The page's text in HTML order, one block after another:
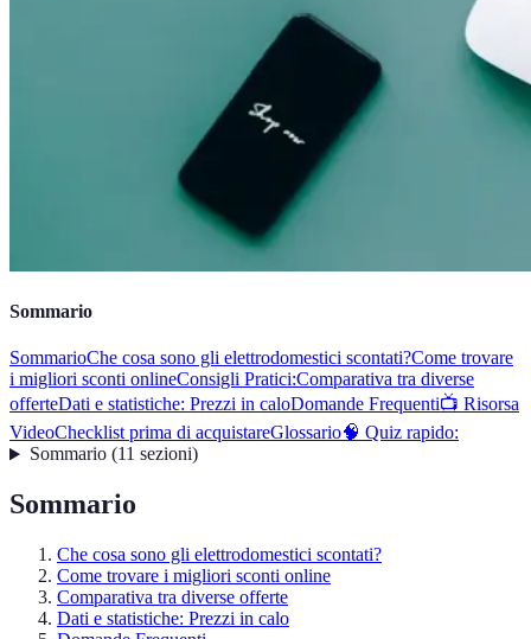
Sommario
SommarioChe cosa sono gli elettrodomestici scontati?Come trovare
i migliori sconti onlineConsigli Pratici:Comparativa tra diverse
offerteDati e statistiche: Prezzi in caloDomande Frequenti📺 Risorsa
VideoChecklist prima di acquistareGlossario🧠 Quiz rapido:
Sommario(11 sezioni)
Sommario
Che cosa sono gli elettrodomestici scontati?
Come trovare i migliori sconti online
Comparativa tra diverse offerte
Dati e statistiche: Prezzi in calo